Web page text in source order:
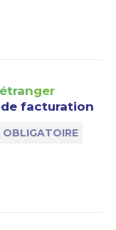
facturation
OBLIGATOIRE